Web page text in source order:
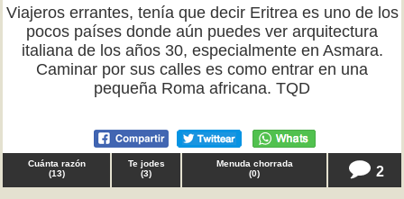
Viajeros errantes, tenía que decir Eritrea es uno de los
pocos países donde aún puedes ver arquitectura
italiana de los años 30, especialmente en Asmara.
Caminar por sus calles es como entrar en una
pequeña Roma africana. TQD
Cuánta razón
(13)
Te jodes
(3)
Menuda chorrada
(0) 2